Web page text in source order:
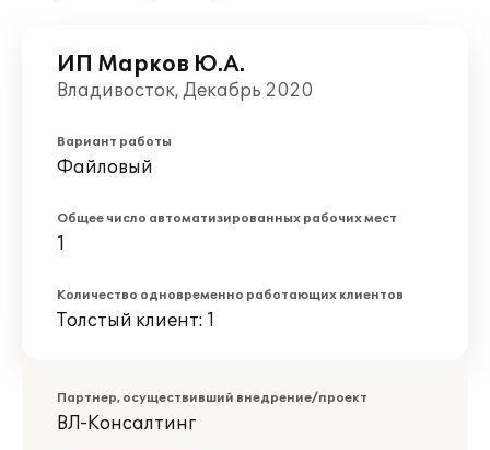
ИП Марков Ю.А.
Владивосток, Декабрь 2020
Вариант работы
Файловый
Общее число автоматизированных рабочих мест
1
Количество одновременно работающих клиентов
Толстый клиент: 1
Партнер, осуществивший внедрение/проект
ВЛ-Консалтинг